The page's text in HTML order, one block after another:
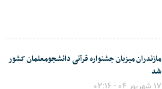
مازندران میزبان جشنواره قرآنی دانشجومعلمان کشور
شد
۱۷ شهریور ۰۴ - ۰۲:۱۶